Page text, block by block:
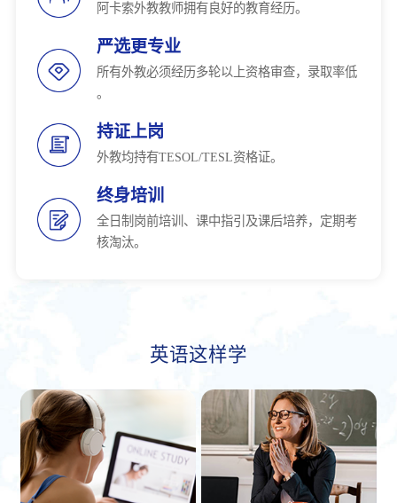
阿卡索外教教师拥有良好的教育经历。
严选更专业
所有外教必须经历多轮以上资格审查，录取率低
。
持证上岗
外教均持有TESOL/TESL资格证。
终身培训
全日制岗前培训、课中指引及课后培养，定期考
核淘汰。
英语这样学